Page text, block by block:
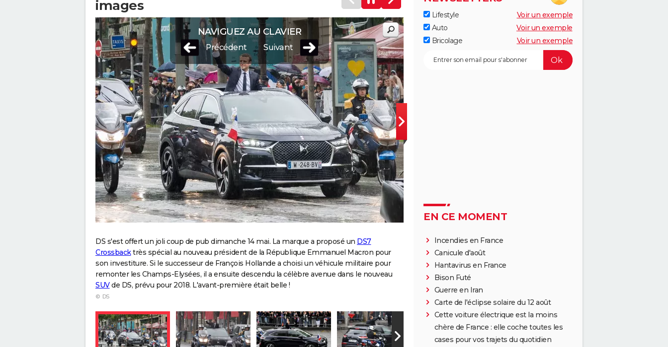
images
NAVIGUEZ AU CLAVIER
Précédent Suivant
DS s'est offert un joli coup de pub dimanche 14 mai. La marque a proposé un DS7
Crossbacktrès spécial au nouveau président de la République Emmanuel Macron pour
son investiture. Si le successeur de François Hollande a choisi un véhicule militaire pour
remonter les Champs-Elysées, il a ensuite descendu la célèbre avenue dans le nouveau
SUVde DS, prévu pour 2018. L'avant-première était belle !
© DS
Lifestyle
Voir un exemple
Auto
Voir un exemple
Bricolage
Voir un exemple
EN CE MOMENT
Incendies en France
Canicule d'août
Hantavirus en France
Bison Futé
Guerre en Iran
Carte de l'éclipse solaire du 12 août
Cette voiture électrique est la moins
chère de France : elle coche toutes les
cases pour vos trajets du quotidien